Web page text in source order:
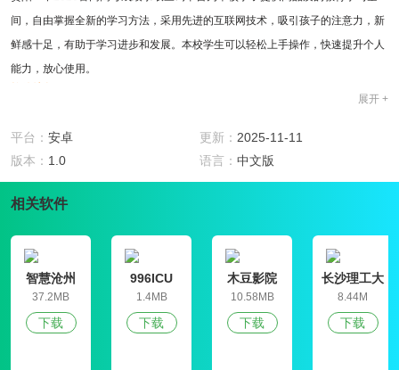
间，自由掌握全新的学习方法，采用先进的互联网技术，吸引孩子的注意力，新
鲜感十足，有助于学习进步和发展。本校学生可以轻松上手操作，快速提升个人
能力，放心使用。
2、多方面发展学生的学习，学习和素养都要跟上，培养更优秀的人才
3、贵阳一中2020官网高考成绩录取查询平台的线上图书室给学生提供借书空
间，便捷掌握学习了解，扩大课外知识内容
软件亮点
2、学生的风采随时展示观看，劳逸集合，更能促进学习成长
了解学习内容
4、为广大学生提供广阔的交流空间，积极参与互动分享学习乐趣
软件评测
展开 +
平台： 安卓 更新： 2025-11-11
版本： 1.0 语言： 中文版
相关软件
智慧沧州
37.2MB
下载
996ICU
1.4MB
下载
木豆影院
10.58MB
下载
长沙理工大
学就业信息
网学生信息
管理平台
8.44M
下载